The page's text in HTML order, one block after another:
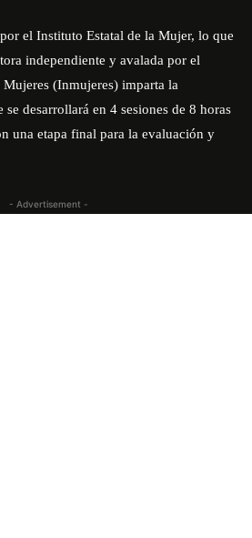
el Instituto Estatal de la Mujer, lo que
independiente y avalada por el
(Inmujeres) imparta la
desarrollará en 4 sesiones de 8 horas
una etapa final para la evaluación y
- Advertisement -